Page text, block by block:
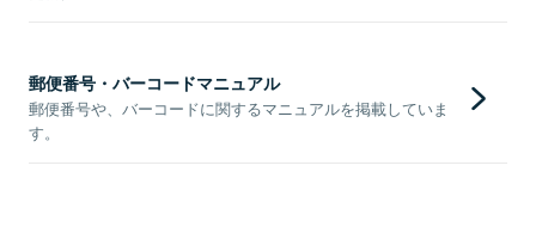
郵便番号・バーコードマニュアル
郵便番号や、バーコードに関するマニュアルを掲載していま
す。